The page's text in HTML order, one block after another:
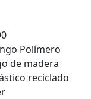
Polímero
de madera
reciclado